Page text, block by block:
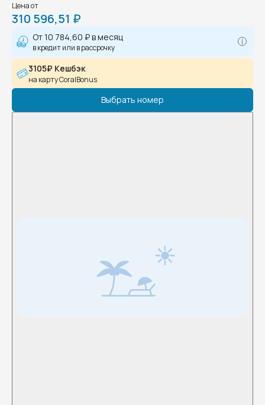
Цена от
310 596,51 ₽
От10 784,60 ₽в месяц
в кредит или в рассрочку
3105₽ Кешбэк
на карту CoralBonus
Выбрать номер